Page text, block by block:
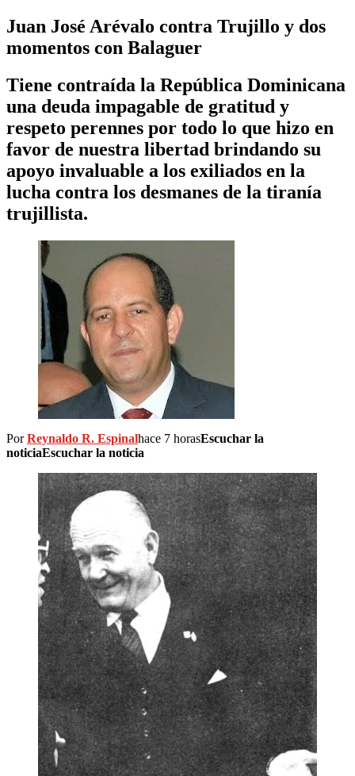
Juan José Arévalo contra Trujillo y dos
momentos con Balaguer
Tiene contraída la República Dominicana
una deuda impagable de gratitud y
respeto perennes por todo lo que hizo en
favor de nuestra libertad brindando su
apoyo invaluable a los exiliados en la
lucha contra los desmanes de la tiranía
trujillista.
PorReynaldo R. Espinalhace 7 horasEscuchar la
noticiaEscuchar la noticia